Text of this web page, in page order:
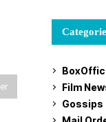
Film
Gossips